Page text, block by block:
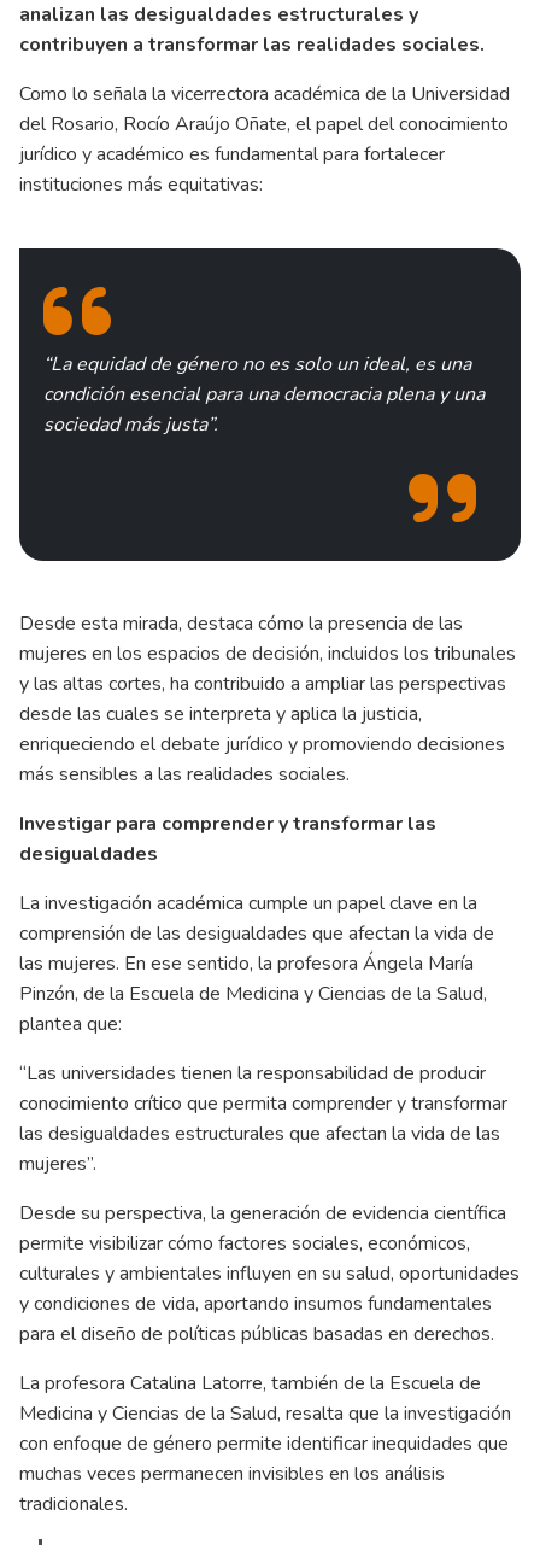
analizan las desigualdades estructurales y
contribuyen a transformar las realidades sociales.
Como lo señala la vicerrectora académica de la Universidad
del Rosario, Rocío Araújo Oñate, el papel del conocimiento
jurídico y académico es fundamental para fortalecer
instituciones más equitativas:
“La equidad de género no es solo un ideal, es una
condición esencial para una democracia plena y una
sociedad más justa”.
Desde esta mirada, destaca cómo la presencia de las
mujeres en los espacios de decisión, incluidos los tribunales
y las altas cortes, ha contribuido a ampliar las perspectivas
desde las cuales se interpreta y aplica la justicia,
enriqueciendo el debate jurídico y promoviendo decisiones
más sensibles a las realidades sociales.
Investigar para comprender y transformar las
desigualdades
La investigación académica cumple un papel clave en la
comprensión de las desigualdades que afectan la vida de
las mujeres. En ese sentido, la profesora Ángela María
Pinzón, de la Escuela de Medicina y Ciencias de la Salud,
plantea que:
“Las universidades tienen la responsabilidad de producir
conocimiento crítico que permita comprender y transformar
las desigualdades estructurales que afectan la vida de las
mujeres”.
Desde su perspectiva, la generación de evidencia científica
permite visibilizar cómo factores sociales, económicos,
culturales y ambientales influyen en su salud, oportunidades
y condiciones de vida, aportando insumos fundamentales
para el diseño de políticas públicas basadas en derechos.
La profesora Catalina Latorre, también de la Escuela de
Medicina y Ciencias de la Salud, resalta que la investigación
con enfoque de género permite identificar inequidades que
muchas veces permanecen invisibles en los análisis
tradicionales.